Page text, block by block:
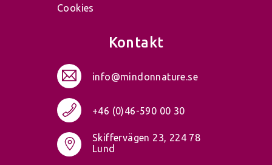
Cookies
Kontakt
info@mindonnature.se
+46 (0)46-590 00 30
Skiffervägen 23, 224 78
Lund